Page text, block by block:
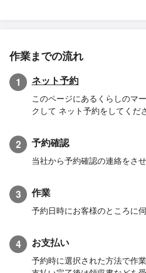
作業までの流れ
1 ネット予約
このページにあるくらしのマ
クして ネット予約をしてくだ
2 予約確認
当社から予約確認の連絡をさ
3 作業
予約日時にお客様のところに
4 お支払い
予約時に選択された方法で作